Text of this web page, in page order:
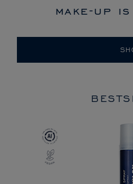
make-up